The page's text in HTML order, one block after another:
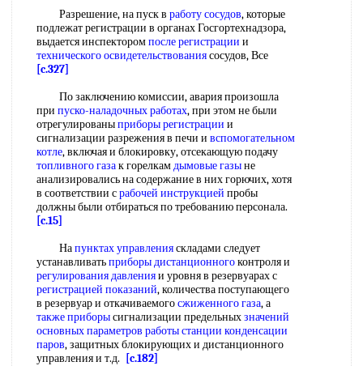
Разрешение, на пуск в работу сосудов, которые
подлежат регистрации в органах Госгортехнадзора,
выдается инспекторомпосле регистрации и
технического освидетельствованиясосудов, Все
[c.327]
По заключению комиссии, авария произошла
при пуско-наладочных работах, при этом не были
отрегулированыприборы регистрации и
сигнализации разрежения в печи и вспомогательном
котле, включая и блокировку, отсекающую подачу
топливного газак горелкамдымовые газыне
анализировались на содержание в них горючих, хотя
в соответствии срабочей инструкцией пробы
должны были отбираться по требованию персонала.
[c.15]
Напунктах управленияскладами следует
устанавливатьприборы дистанционногоконтроля и
регулирования давленияи уровня в резервуарах с
регистрацией показаний, количества поступающего
в резервуар и откачиваемогосжиженного газа, а
также приборысигнализации предельныхзначений
основных параметров работы станции конденсации
паров, защитных блокирующих и дистанционного
управления и т.д.
[c.182]